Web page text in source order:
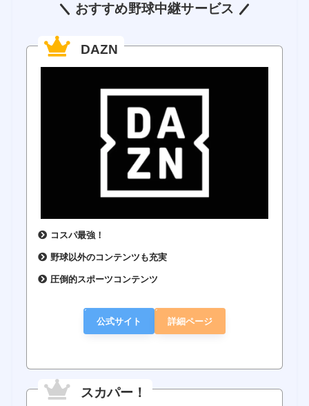
おすすめ野球中継サービス
DAZN
コスパ最強！
野球以外のコンテンツも充実
圧倒的スポーツコンテンツ
公式サイト 詳細ページ
スカパー！